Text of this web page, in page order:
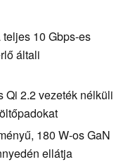
10 Gbps-es
általi
Qi 2.2 vezeték nélküli
180 W-os GaN
ellátja